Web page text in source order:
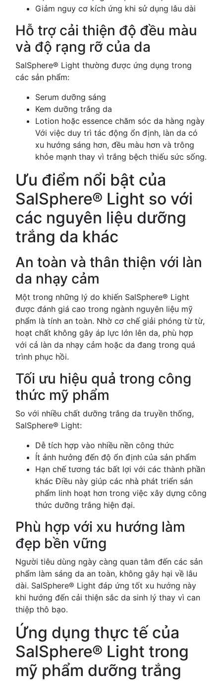
Giảm nguy cơ kích ứng khi sử dụng lâu dài
Hỗ trợ cải thiện độ đều màu
và độ rạng rỡ của da
SalSphere® Light thường được ứng dụng trong
các sản phẩm:
Serum dưỡng sáng
Kem dưỡng trắng da
Lotion hoặc essence chăm sóc da hàng ngày
Với việc duy trì tác động ổn định, làn da có
xu hướng sáng hơn, đều màu hơn và trông
khỏe mạnh thay vì trắng bệch thiếu sức sống.
Ưu điểm nổi bật của
SalSphere® Light so với
các nguyên liệu dưỡng
trắng da khác
An toàn và thân thiện với làn
da nhạy cảm
Một trong những lý do khiến SalSphere® Light
được đánh giá cao trong ngành nguyên liệu mỹ
phẩm là tính an toàn. Nhờ cơ chế giải phóng từ từ,
hoạt chất không gây áp lực lớn lên da, phù hợp
với cả làn da nhạy cảm hoặc da đang trong quá
trình phục hồi.
Tối ưu hiệu quả trong công
thức mỹ phẩm
So với nhiều chất dưỡng trắng da truyền thống,
SalSphere® Light:
Dễ tích hợp vào nhiều nền công thức
Ít ảnh hưởng đến độ ổn định của sản phẩm
Hạn chế tương tác bất lợi với các thành phần
khác Điều này giúp các nhà phát triển sản
phẩm linh hoạt hơn trong việc xây dựng công
thức dưỡng trắng hiện đại.
Phù hợp với xu hướng làm
đẹp bền vững
Người tiêu dùng ngày càng quan tâm đến các sản
phẩm làm sáng da an toàn, không gây hại về lâu
dài. SalSphere® Light đáp ứng tốt xu hướng này
khi hướng đến cải thiện sắc da sinh lý thay vì can
thiệp thô bạo.
Ứng dụng thực tế của
SalSphere® Light trong
mỹ phẩm dưỡng trắng